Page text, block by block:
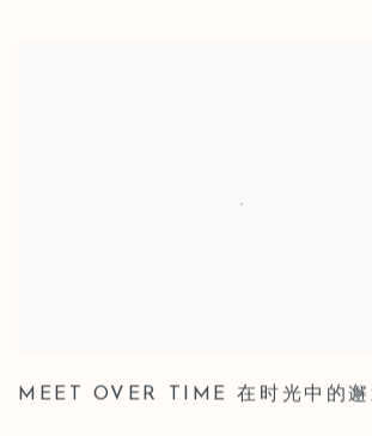
MEET OVER TIME 在时光中的邂